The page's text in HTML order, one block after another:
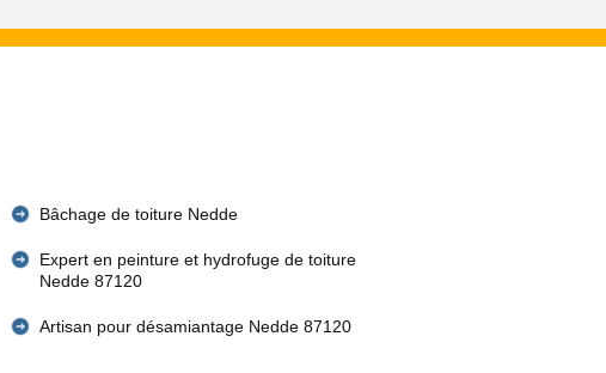
Bâchage de toiture Nedde
Expert en peinture et hydrofuge de toiture
Nedde 87120
Artisan pour désamiantage Nedde 87120